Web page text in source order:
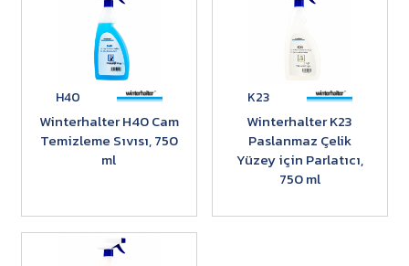
H40
Winterhalter H40 Cam
Temizleme Sıvısı, 750
ml
K23
Winterhalter K23
Paslanmaz Çelik
Yüzey için Parlatıcı,
750 ml